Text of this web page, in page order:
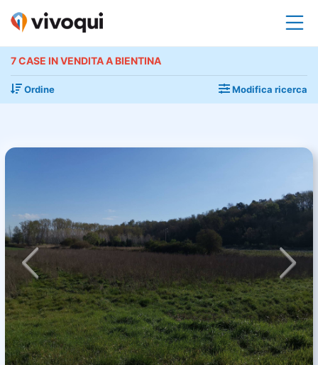
7 CASE IN VENDITA A BIENTINA
Ordine Modifica ricerca